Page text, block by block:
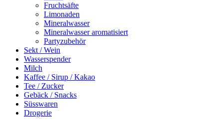
Fruchtsäfte
Limonaden
Mineralwasser
Mineralwasser aromatisiert
Partyzubehör
Sekt / Wein
Wasserspender
Milch
Kaffee / Sirup / Kakao
Tee / Zucker
Gebäck / Snacks
Süsswaren
Drogerie